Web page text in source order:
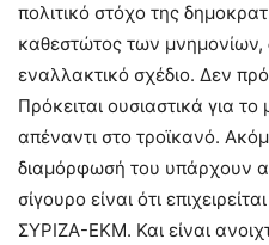
πολιτικό στόχο της
καθεστώτος των μνημονίων,
εναλλακτικό σχέδιο. Δεν
Πρόκειται ουσιαστικά για
απέναντι στο τροϊκανό.
διαμόρφωσή του υπάρχουν
σίγουρο είναι ότι
ΣΥΡΙΖΑ-ΕΚΜ. Και είναι